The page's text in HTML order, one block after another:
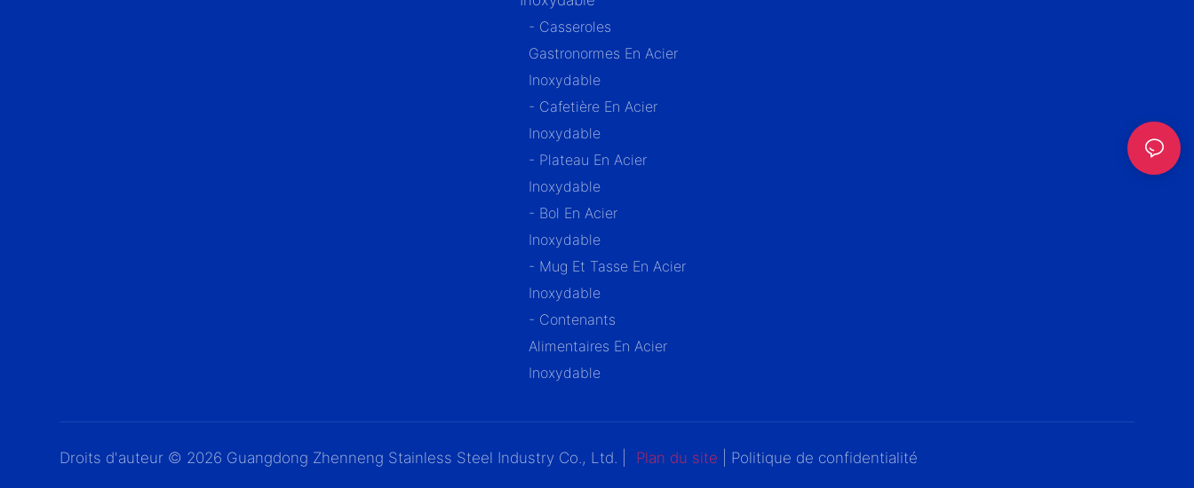
- Casseroles
Gastronormes En Acier
Inoxydable
- Cafetière En Acier
Inoxydable
- Plateau En Acier
Inoxydable
- Bol En Acier
Inoxydable
- Mug Et Tasse En Acier
Inoxydable
- Contenants
Alimentaires En Acier
Inoxydable
Droits d'auteur © 2026 Guangdong Zhenneng Stainless Steel Industry Co., Ltd. | Plan du site Politique de confidentialité